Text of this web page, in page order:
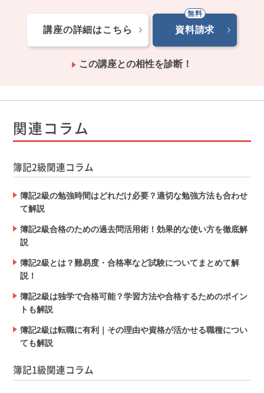
講座の詳細はこちら 資料請求
この講座との相性を診断！
関連コラム
簿記2級関連コラム
簿記2級の勉強時間はどれだけ必要？適切な勉強方法も合わせ
て解説
簿記2級合格のための過去問活用術！効果的な使い方を徹底解
説
簿記2級とは？難易度・合格率など試験についてまとめて解
説！
簿記2級は独学で合格可能？学習方法や合格するためのポイン
トも解説
簿記2級は転職に有利｜その理由や資格が活かせる職種につい
ても解説
簿記1級関連コラム